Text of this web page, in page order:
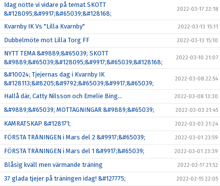
Idag nötte vi vidare på temat SKOTT
&#128095;&#9917;&#65039;&#128168;
2022-03-17 22:18
Kvarnby IK Vs "Lilla Kvarnby" 2022-03-13 15:11
Dubbelmöte mot Lilla Torg FF 2022-03-13 15:10
NYTT TEMA &#9889;&#65039; SKOTT
&#9889;&#65039;&#128095;&#9917;&#65039;&#128168;
2022-03-10 21:07
&#10024; Tjejernas dag i Kvarnby IK
&#128113;&#8205;&#9792;&#65039;&#9917;&#65039;
2022-03-08 22:54
Hallå där, Catty Nilsson och Emelie Bing… 2022-03-08 13:30
&#9889;&#65039; MOTTAGNINGAR &#9889;&#65039; 2022-03-03 21:45
KAMRATSKAP &#128171; 2022-03-03 21:24
FÖRSTA TRÄNINGEN i Mars del 2 &#9917;&#65039; 2022-03-01 23:59
FÖRSTA TRÄNINGEN i Mars del 1 &#9917;&#65039; 2022-03-01 23:39
Blåsig kväll men värmande träning 2022-02-17 21:52
37 glada tjejer på träningen idag! &#127775; 2022-02-15 22:05